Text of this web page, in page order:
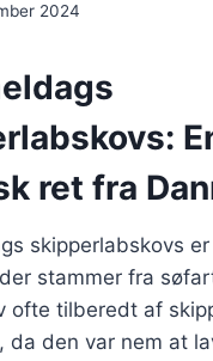
2024
ret fra
skipperlabskovs
stammer fra
ofte tilberedt af
den var nem at